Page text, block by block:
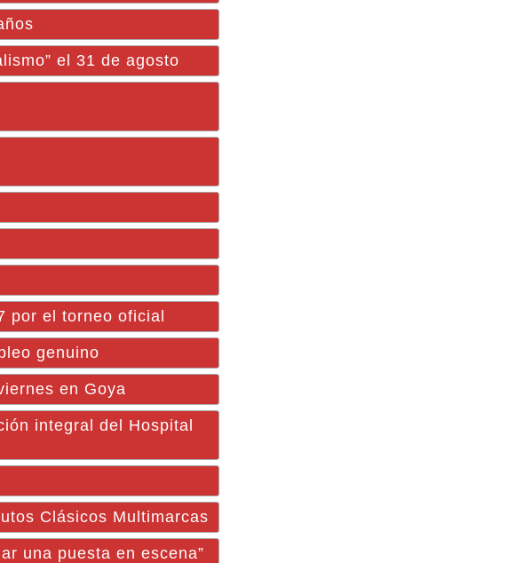
el 31 de agosto
por el torneo oficial
genuino
en Goya
integral del Hospital
Clásicos Multimarcas
una puesta en escena”